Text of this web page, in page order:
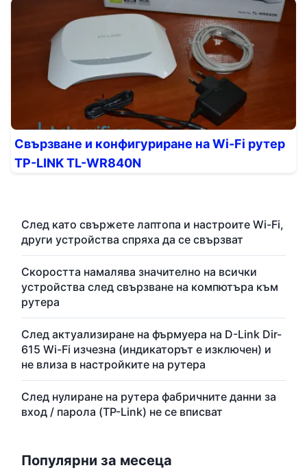
Свързване и конфигуриране на Wi-Fi рутер
TP-LINK TL-WR840N
След като свържете лаптопа и настроите Wi-Fi,
други устройства спряха да се свързват
Скоростта намалява значително на всички
устройства след свързване на компютъра към
рутера
След актуализиране на фърмуера на D-Link Dir-
615 Wi-Fi изчезна (индикаторът е изключен) и
не влиза в настройките на рутера
След нулиране на рутера фабричните данни за
вход / парола (TP-Link) не се вписват
Популярни за месеца